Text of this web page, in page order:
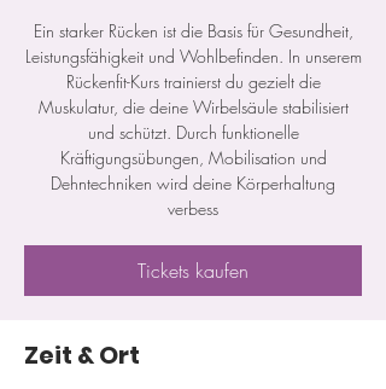
Ein starker Rücken ist die Basis für Gesundheit,
Leistungsfähigkeit und Wohlbefinden. In unserem
Rückenfit-Kurs trainierst du gezielt die
Muskulatur, die deine Wirbelsäule stabilisiert
und schützt. Durch funktionelle
Kräftigungsübungen, Mobilisation und
Dehntechniken wird deine Körperhaltung
verbess
Tickets kaufen
Zeit & Ort